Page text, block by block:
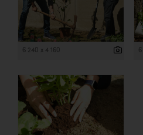
6 240 x 4 160